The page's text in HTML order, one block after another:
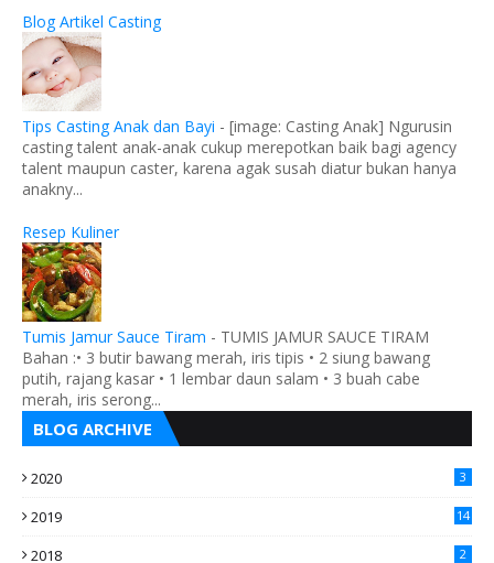
Blog Artikel Casting
Tips Casting Anak dan Bayi - [image: Casting Anak] Ngurusin
casting talent anak-anak cukup merepotkan baik bagi agency
talent maupun caster, karena agak susah diatur bukan hanya
anakny...
Resep Kuliner
Tumis Jamur Sauce Tiram - TUMIS JAMUR SAUCE TIRAM
Bahan :• 3 butir bawang merah, iris tipis • 2 siung bawang
putih, rajang kasar • 1 lembar daun salam • 3 buah cabe
merah, iris serong...
BLOG ARCHIVE
2020 3
2019 14
2018 2